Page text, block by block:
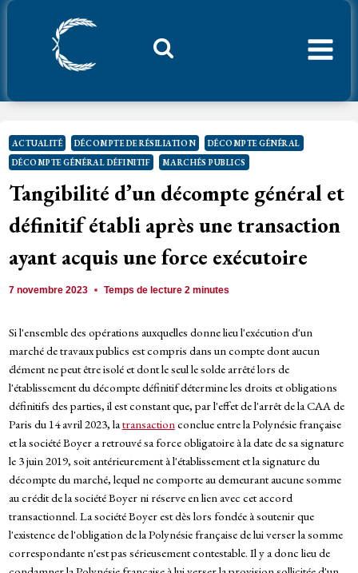
Aller
ACTUALITÉ DÉCOMPTE DE RÉSILIATION
DÉCOMPTE GÉNÉRAL
DÉCOMPTE GÉNÉRAL DÉFINITIF
MARCHÉS PUBLICS
Tangibilité d’un décompte général et
définitif établi après une transaction
ayant acquis une force exécutoire
7 novembre 2023 Temps de lecture2 minutes
Si l'ensemble des opérations auxquelles donne lieu l'exécution d'un
marché de travaux publics est compris dans un compte dont aucun
élément ne peut être isolé et dont le seul le solde arrêté lors de
l'établissement du décompte définitif détermine les droits et obligations
définitifs des parties, il est constant que, par l'effet de l'arrêt de la CAA de
Paris du 14 avril 2023, latransactionconclue entre la Polynésie française
et la société Boyer a retrouvé sa force obligatoire à la date de sa signature
le 3 juin 2019, soit antérieurement à l'établissement et la signature du
décompte du marché, lequel ne comporte au demeurant aucune somme
au crédit de la société Boyer ni réserve en lien avec cet accord
transactionnel. La société Boyer est dès lors fondée à soutenir que
l'existence de l'obligation de la Polynésie française de lui verser la somme
correspondante n'est pas sérieusement contestable. Il y a donc lieu de